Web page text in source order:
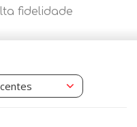
fidelidade